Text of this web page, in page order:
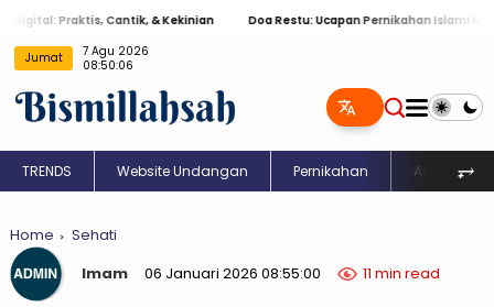
Cantik, & Kekinian Doa Restu: Ucapan Pernikahan Islami Menyentuh
Jumat
7 Agu 2026
08:50:07
TRENDS Website Undangan Pernikahan Aqiqah⥅
Home
Sehati
Imam
06 Januari 2026 08:55:00 11 min read